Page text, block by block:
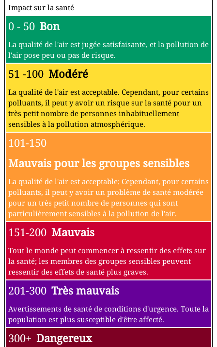
Impact sur la santé
0 - 50 Bon
La qualité de l'air est jugée satisfaisante, et la pollution de
l'air pose peu ou pas de risque.
51 -100 Modéré
La qualité de l'air est acceptable. Cependant, pour certains
polluants, il peut y avoir un risque sur la santé pour un
très petit nombre de personnes inhabituellement
sensibles à la pollution atmosphérique.
101-150
Mauvais pour les groupes sensibles
La qualité de l'air est acceptable; Cependant, pour certains
polluants, il peut y avoir un problème de santé modérée
pour un très petit nombre de personnes qui sont
particulièrement sensibles à la pollution de l'air.
151-200 Mauvais
Tout le monde peut commencer à ressentir des effets sur
la santé; les membres des groupes sensibles peuvent
ressentir des effets de santé plus graves.
201-300 Très mauvais
Avertissements de santé de conditions d'urgence. Toute la
population est plus susceptible d'être affecté.
300+ Dangereux